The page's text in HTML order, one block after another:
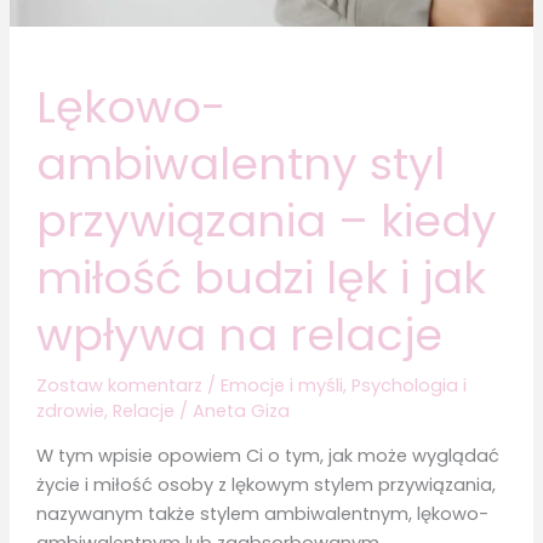
Lękowo-
ambiwalentny styl
przywiązania – kiedy
miłość budzi lęk i jak
wpływa na relacje
Zostaw komentarz / Emocje i myśli, Psychologia i
zdrowie, Relacje / Aneta Giza
W tym wpisie opowiem Ci o tym, jak może wyglądać
życie i miłość osoby z lękowym stylem przywiązania,
nazywanym także stylem ambiwalentnym, lękowo-